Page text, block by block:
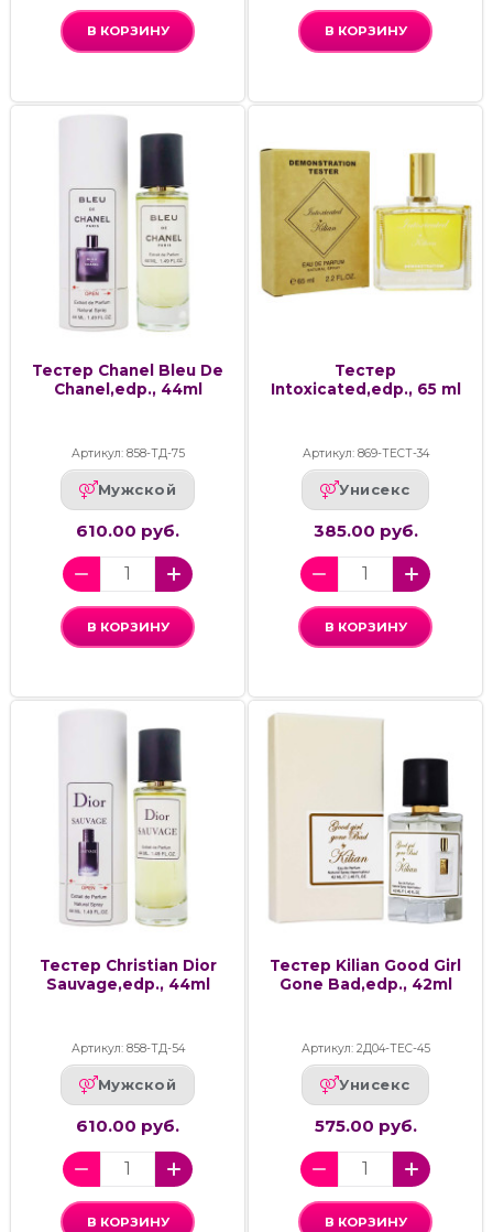
В КОРЗИНУ В КОРЗИНУ
Тестер Chanel Bleu De
Chanel,edp., 44ml
Артикул: 858-ТД-75
Мужской
610.00 руб.
В КОРЗИНУ
Тестер
Intoxicated,edp., 65 ml
Артикул: 869-ТЕСТ-34
Унисекс
385.00 руб.
В КОРЗИНУ
Тестер Christian Dior
Sauvage,edp., 44ml
Артикул: 858-ТД-54
Мужской
610.00 руб.
В КОРЗИНУ
Тестер Kilian Good Girl
Gone Bad,edp., 42ml
Артикул: 2Д04-ТЕС-45
Унисекс
575.00 руб.
В КОРЗИНУ